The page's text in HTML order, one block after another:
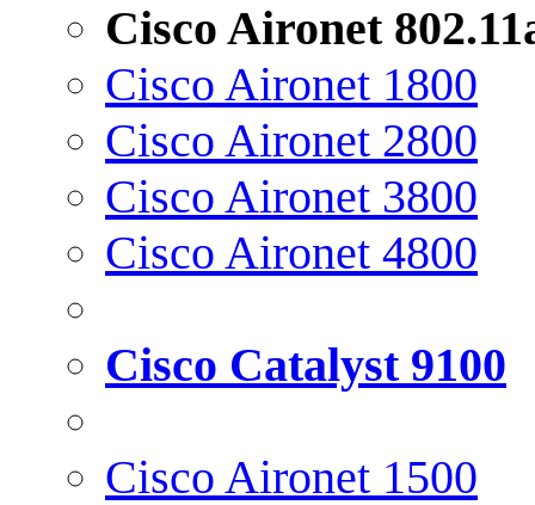
Cisco Aironet
Cisco Aironet 1800
Cisco Aironet 2800
Cisco Aironet 3800
Cisco Aironet 4800
Cisco Catalyst 9100
Cisco Aironet 1500